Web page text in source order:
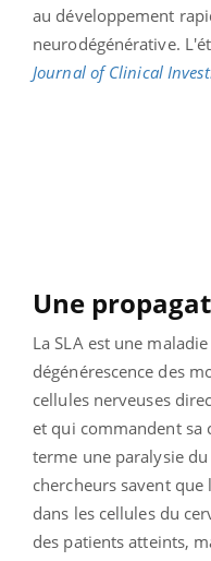
au développement
neurodégénérative.
Journal of Clinical
Une
La SLA est une
dégénérescence des
cellules nerveuses
et qui commandent sa
terme une paralysie
chercheurs savent
dans les cellules du
des patients atteints,